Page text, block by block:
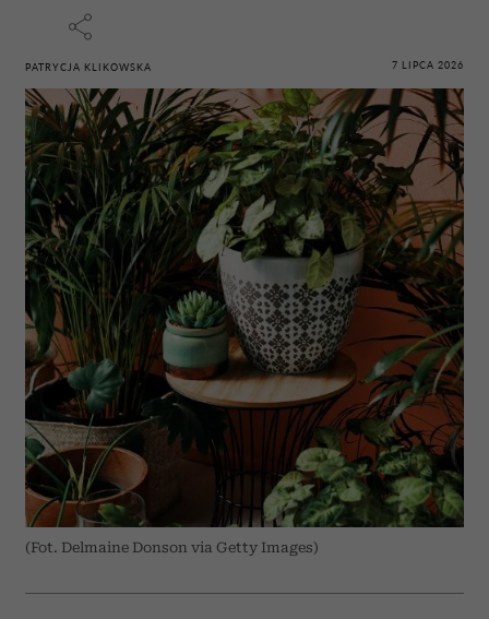
PATRYCJA KLIKOWSKA 7 LIPCA 2026
(Fot. Delmaine Donson via Getty Images)